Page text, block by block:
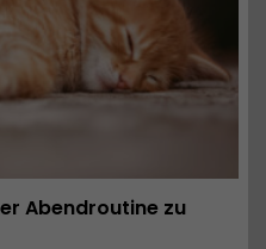
Abendroutine zu